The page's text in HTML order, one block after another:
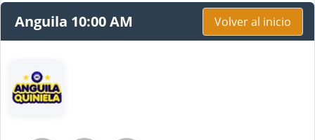
Anguila 10:00 AM Volver al inicio